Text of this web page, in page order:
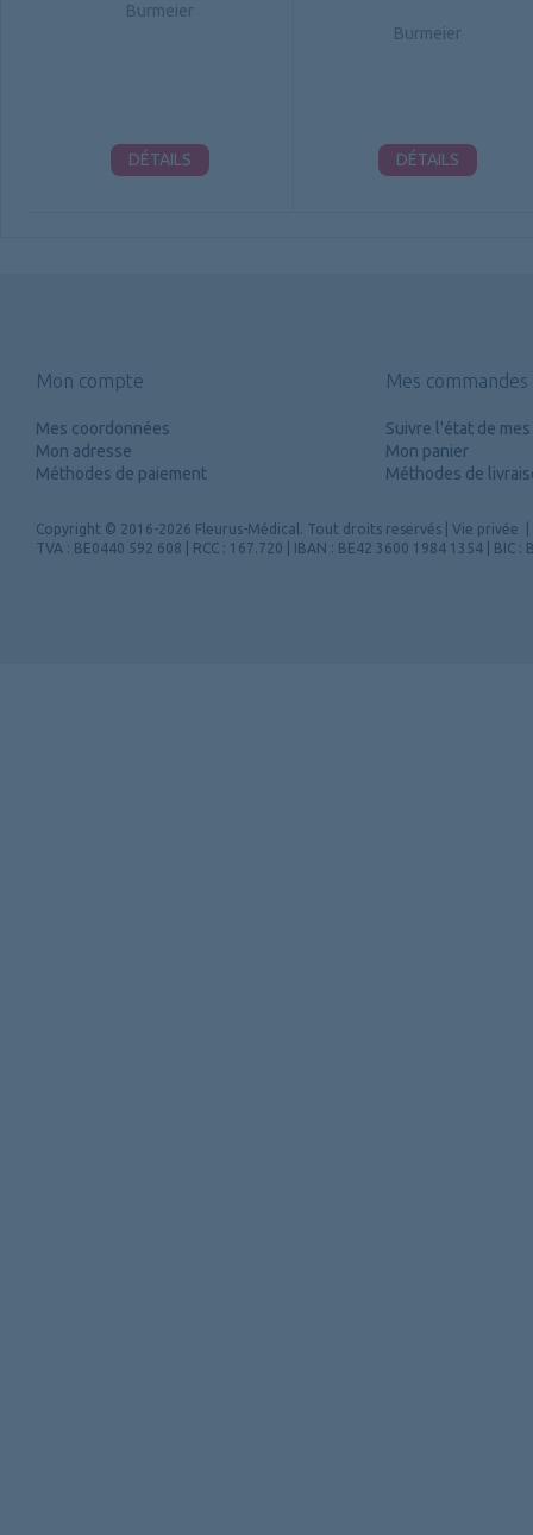
Burmeier
DÉTAILS
Burmeier
DÉTAILS
Mon compte
Mes coordonnées
Mon adresse
Méthodes de paiement
Mes commandes
Suivre l'état de
Mon panier
Méthodes de
Copyright © 2016-2026 Fleurus-Médical. Tout droits reservés Vie privée
TVA : BE0440 592 608 | RCC : 167.720 | IBAN : BE42 3600 1984 1354 | BIC :